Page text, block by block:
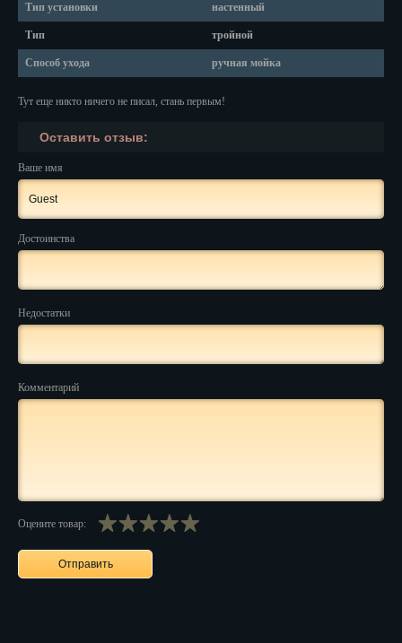
Магас
Мурманск
Набережные Челны
Назрань
Нальчик
Нарьян-Мар
Ниж. Новгород
Новокузнецк
Новочеркасск
Тип установки настенный
Тип тройной
Способ ухода ручная мойка
Тут еще никто ничего не писал, стань первым!
Оставить отзыв:
Ваше имя
Достоинства
Недостатки
Комментарий
Оцените товар: